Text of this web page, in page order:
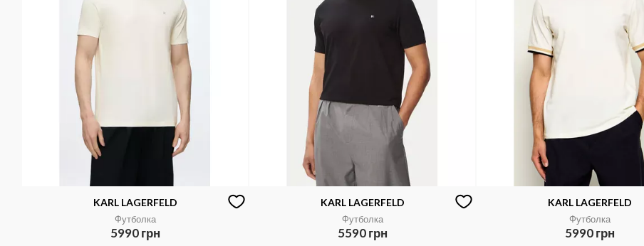
KARL LAGERFELD
Футболка
5990 грн
KARL LAGERFELD
Футболка
5590 грн
KARL LAGERFELD
Футболка
5990 грн